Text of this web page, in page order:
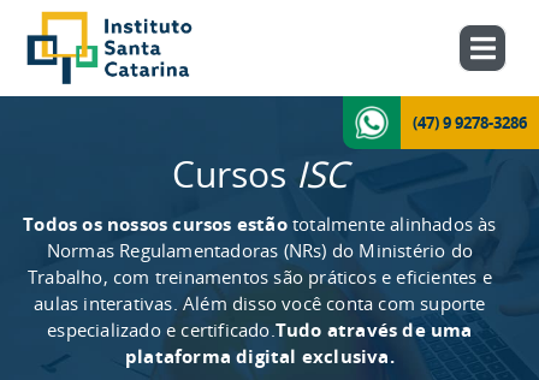
(47) 9 9278-3286
Cursos ISC
Todos os nossos cursos estãototalmente alinhados às
Normas Regulamentadoras (NRs) do Ministério do
Trabalho, com treinamentos são práticos e eficientes e
aulas interativas. Além disso você conta com suporte
especializado e certificado.Tudo através de uma
plataforma digital exclusiva.